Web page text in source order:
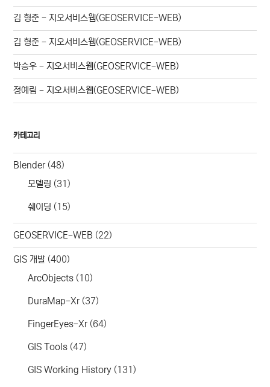
김 형준 -지오서비스웹(GEOSERVICE-WEB)
김 형준 -지오서비스웹(GEOSERVICE-WEB)
박승우 -지오서비스웹(GEOSERVICE-WEB)
정예림 -지오서비스웹(GEOSERVICE-WEB)
카테고리
Blender(48)
모델링 (31)
쉐이딩 (15)
GEOSERVICE-WEB (22)
GIS 개발 (400)
ArcObjects (10)
DuraMap-Xr(37)
FingerEyes-Xr(64)
GIS Tools (47)
GIS Working History (131)